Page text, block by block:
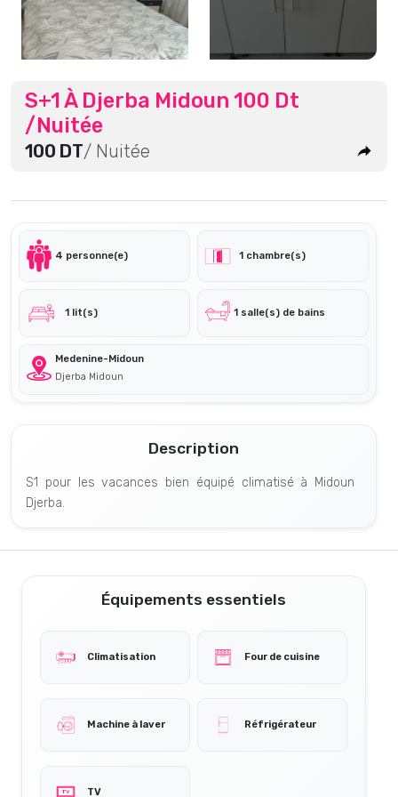
S+1 À Djerba Midoun 100 Dt
/Nuitée
100 DT/ Nuitée
4 personne(e) 1 chambre(s)
1 lit(s) 1 salle(s) de bains
Medenine-Midoun
Djerba Midoun
Description
S1 pour les vacances bien équipé climatisé à Midoun
Djerba.
Équipements essentiels
Climatisation Four de cuisine
Machine à laver Réfrigérateur
TV